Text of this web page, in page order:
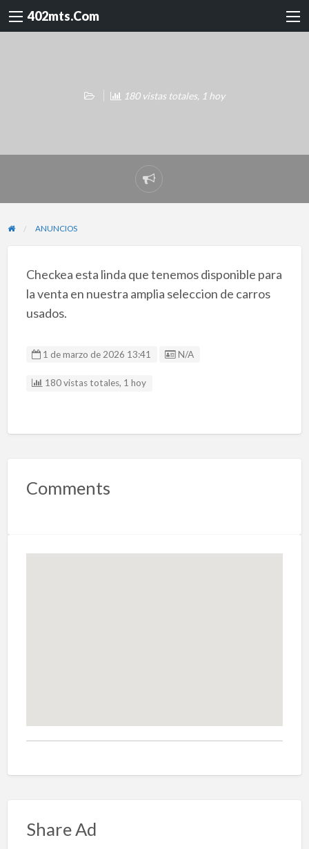
402mts.Com
180 vistas totales, 1 hoy
Reportar
problema
ANUNCIOS
Checkea esta linda que tenemos disponible para
la venta en nuestra amplia seleccion de carros
usados.
1 de marzo de 2026 13:41 Listing ID
N/A
180 vistas totales, 1 hoy
Comments
Share Ad